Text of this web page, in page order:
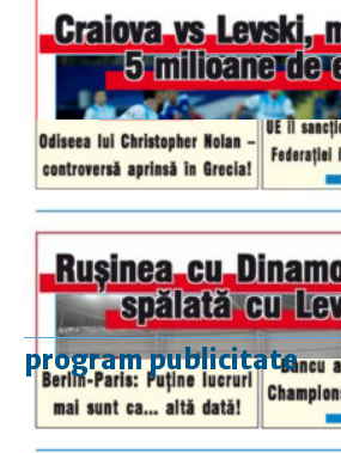
program publicitate
luni-vineri